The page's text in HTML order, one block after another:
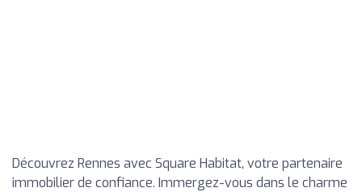
Découvrez Rennes avec Square Habitat, votre partenaire
immobilier de confiance. Immergez-vous dans le charme